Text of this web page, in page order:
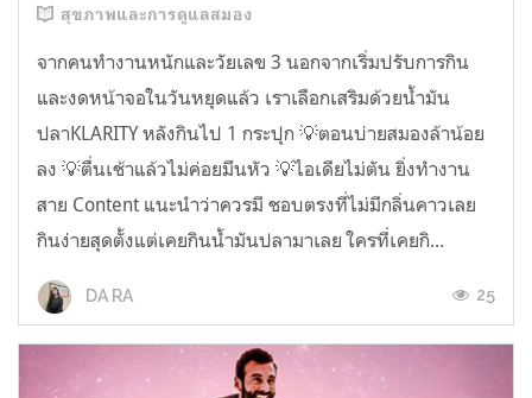
สุขภาพและการดูแลสมอง
จากคนทำงานหนักและวัยเลข 3 นอกจากเริ่มปรับการกิน
และงดหน้าจอในวันหยุดแล้ว เราเลือกเสริมด้วยน้ำมัน
ปลาKLARITY หลังกินไป 1 กระปุก 💡ตอนบ่ายสมองล้าน้อย
ลง 💡ตื่นเช้าแล้วไม่ค่อยมึนหัว 💡ไอเดียไม่ตัน ยิ่งทำงาน
สาย Content แนะนำว่าควรมี ชอบตรงที่ไม่มีกลิ่นคาวเลย
กินง่ายสุดตั้งแต่เคยกินน้ำมันปลามาเลย ใครที่เคยกิ...
DA RA 25